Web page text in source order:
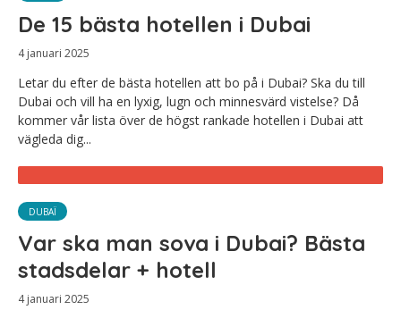
De 15 bästa hotellen i Dubai
4 januari 2025
Letar du efter de bästa hotellen att bo på i Dubai? Ska du till
Dubai och vill ha en lyxig, lugn och minnesvärd vistelse? Då
kommer vår lista över de högst rankade hotellen i Dubai att
vägleda dig...
DUBAÏ
Var ska man sova i Dubai? Bästa
stadsdelar + hotell
4 januari 2025